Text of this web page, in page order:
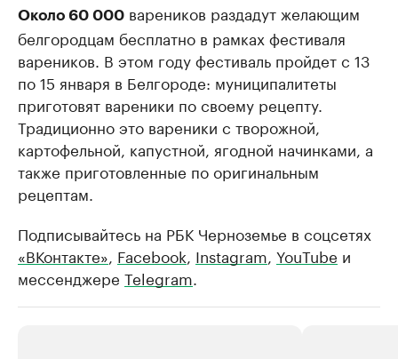
Около 60 000 вареников раздадут желающим
белгородцам бесплатно в рамках фестиваля
вареников. В этом году фестиваль пройдет с 13
по 15 января в Белгороде: муниципалитеты
приготовят вареники по своему рецепту.
Традиционно это вареники с творожной,
картофельной, капустной, ягодной начинками, а
также приготовленные по оригинальным
рецептам.
Подписывайтесь на РБК Черноземье в соцсетях
«ВКонтакте», Facebook, Instagram, YouTube и
мессенджере Telegram.